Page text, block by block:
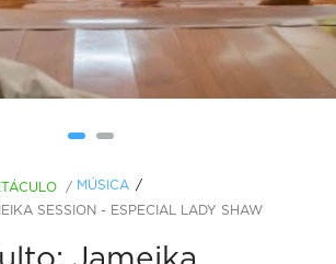
/ MÚSICA
SESSION - ESPECIAL LADY SHAW